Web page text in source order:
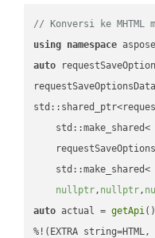
// Konversi ke MHTML
using namespace
auto
std::make_shared<
std::make_shared<
nullptr, nullptr,
auto actual = getApi